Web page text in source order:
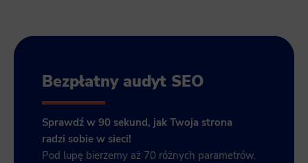
Bezpłatny audyt SEO
Sprawdź w 90 sekund, jak Twoja strona
radzi sobie w sieci!
Pod lupę bierzemy aż 70 różnych parametrów.